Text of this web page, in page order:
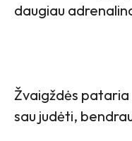
daugiau
Žvaigždės
sau judėti,